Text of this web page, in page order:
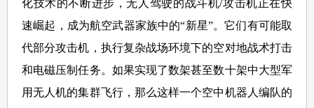
化技术的不断进步，无人驾驶的战斗机/攻击机正在快
速崛起，成为航空武器家族中的“新星”。它们有可能取
代部分攻击机，执行复杂战场环境下的空对地战术打击
和电磁压制任务。如果实现了数架甚至数十架中大型军
用无人机的集群飞行，那么这样一个空中机器人编队的